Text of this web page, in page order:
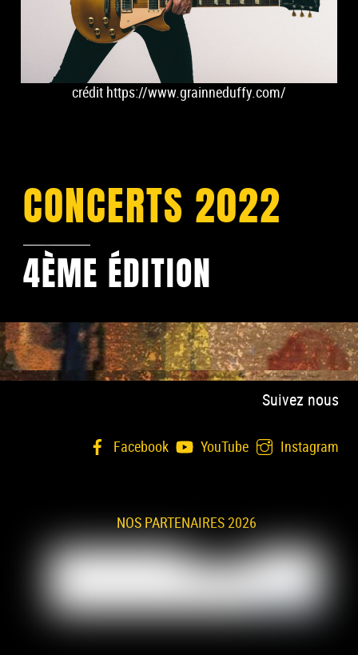
crédit https://www.grainneduffy.com/
CONCERTS 2022
4ÈME ÉDITION
Suivez nous
Facebook YouTube Instagram
NOS PARTENAIRES 2026